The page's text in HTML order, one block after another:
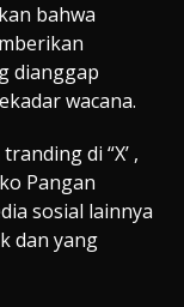
bahwa
dianggap
wacana.
di “X’ ,
Pangan
sosial lainnya
dan yang